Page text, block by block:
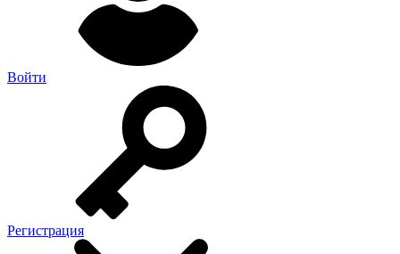
Войти
Регистрация